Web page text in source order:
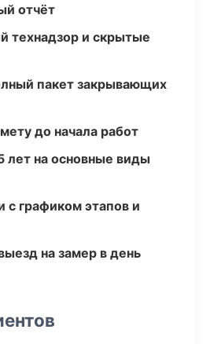
отчёт
технадзор и скрытые
пакет закрывающих
до начала работ
лет на основные виды
с графиком этапов и
на замер в день